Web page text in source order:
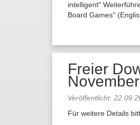
intelligent"
Board Games"
Freier
Veröffentlicht:
Für weitere Details